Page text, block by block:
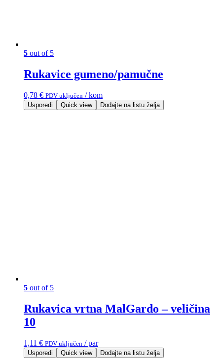
5 out of 5
Rukavice gumeno/pamučne
0,78 € PDV uključen / kom
Usporedi Quick view Dodajte na listu želja
5 out of 5
Rukavica vrtna MalGardo – veličina
10
1,11 € PDV uključen / par
Usporedi Quick view Dodajte na listu želja